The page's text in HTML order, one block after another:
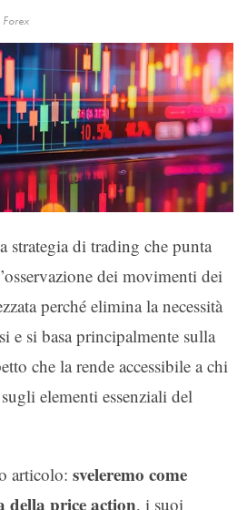
Forex
strategia di trading che punta
dei movimenti dei
perché elimina la necessità
e si basa principalmente sulla
che la rende accessibile a chi
elementi essenziali del
articolo: sveleremo come
della price action, i suoi